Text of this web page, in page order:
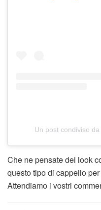
Un post condiviso
Che ne pensate dei look
questo tipo di cappello per
Attendiamo i vostri